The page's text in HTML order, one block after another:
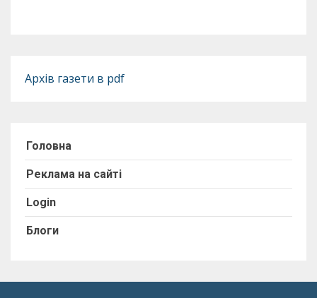
Архів газети в pdf
Головна
Реклама на сайті
Login
Блоги